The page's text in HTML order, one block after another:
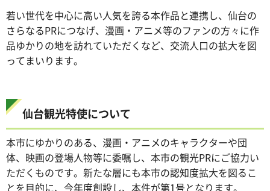
若い世代を中心に高い人気を誇る本作品と連携し、仙台の
さらなるPRにつなげ、漫画・アニメ等のファンの方々に作
品ゆかりの地を訪れていただくなど、交流人口の拡大を図
ってまいります。
仙台観光特使について
本市にゆかりのある、漫画・アニメのキャラクターや団
体、映画の登場人物等に委嘱し、本市の観光PRにご協力い
ただくものです。新たな層にも本市の認知度拡大を図るこ
とを目的に、今年度創設し、本件が第1号となります。